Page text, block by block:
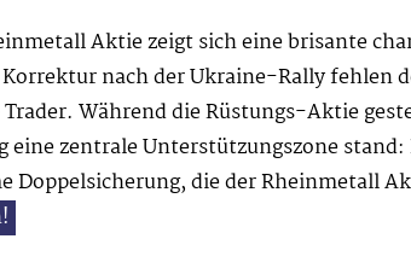
Aktie zeigt sich eine brisante
nach der Ukraine-Rally fehlen
Während die Rüstungs-Aktie
eine zentrale Unterstützungszone
Doppelsicherung, die der Rheinmetall